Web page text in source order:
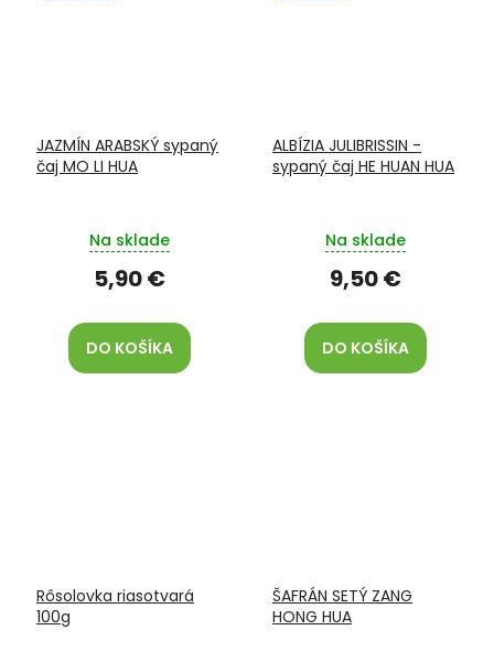
JAZMÍN ARABSKÝ sypaný
čaj MO LI HUA
Na sklade
5,90 €
DO KOŠÍKA
ALBÍZIA JULIBRISSIN -
sypaný čaj HE HUAN HUA
Na sklade
9,50 €
DO KOŠÍKA
Rôsolovka riasotvará
100g
ŠAFRÁN SETÝ ZANG
HONG HUA